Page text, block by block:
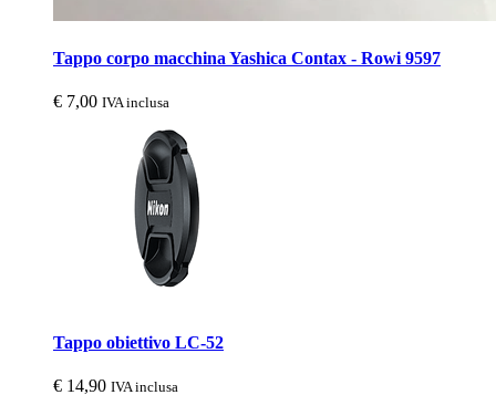
Tappo corpo macchina Yashica Contax - Rowi 9597
€ 7,00 IVA inclusa
Tappo obiettivo LC-52
€ 14,90 IVA inclusa